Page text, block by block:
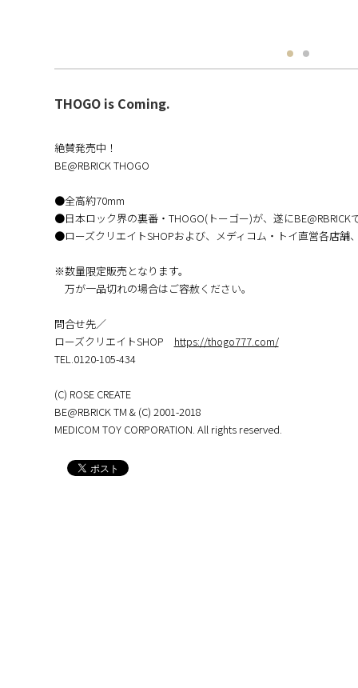
THOGO is Coming.
絶賛発売中！
BE@RBRICK THOGO
●全高約70mm
●日本ロック界の裏番・THOGO(トーゴー)が、遂にBE@RBRICK
●ローズクリエイトSHOPおよび、メディコム・トイ直営各店舗
※数量限定販売となります。
万が一品切れの場合はご容赦ください。
問合せ先／
ローズクリエイトSHOP https://thogo777.com/
TEL.0120-105-434
(C) ROSE CREATE
BE@RBRICK TM & (C) 2001-2018
MEDICOM TOY CORPORATION. All rights reserved.